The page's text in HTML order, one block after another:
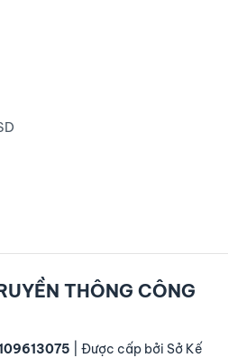
THÔNG CÔNG
| Được cấp bởi Sở Kế